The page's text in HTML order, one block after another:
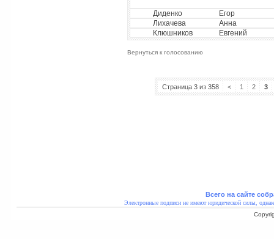
Диденко
Егор
Лихачева
Анна
Клюшников
Евгений
Вернуться к голосованию
Страница 3 из 358 < 1 2 3
Всего на сайте
Электронные подписи не имеют юридической силы,